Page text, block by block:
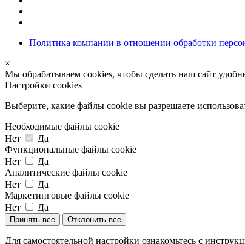
Политика компании в отношении обработки
×
Мы обрабатываем cookies, чтобы сделать наш сайт
Настройки cookies
Выберите, какие файлы cookie вы разрешаете
Необходимые файлы cookie
Нет
Да
Функциональные файлы cookie
Нет
Да
Аналитические файлы cookie
Нет
Да
Маркетинговые файлы cookie
Нет
Да
Принять все Отклонить все
Для самостоятельной настройки ознакомьтесь с